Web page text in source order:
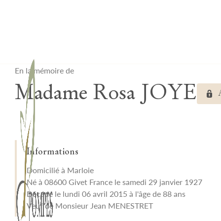
En la mémoire de
Madame Rosa JOYE
Informations
Domicilié à Marloie
Né à 08600 Givet France le samedi 29 janvier 1927
Décédé le lundi 06 avril 2015 à l'âge de 88 ans
Veuf de Monsieur Jean MENESTRET